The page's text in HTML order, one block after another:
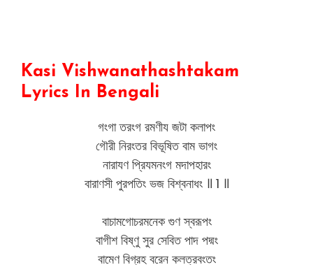
Kasi Vishwanathashtakam
Lyrics In Bengali
গংগা তরংগ রমণীয জটা কলাপং
গৌরী নিরংতর বিভূষিত বাম ভাগং
নারাযণ প্রিযমনংগ মদাপহারং
বারাণসী পুরপতিং ভজ বিশ্বনাধং ॥ 1 ॥
বাচামগোচরমনেক গুণ স্বরূপং
বাগীশ বিষ্ণু সুর সেবিত পাদ পদ্মং
বামেণ বিগ্রহ বরেন কলত্রবংতং